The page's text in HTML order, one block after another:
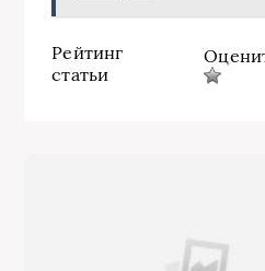
Рейтинг
статьи